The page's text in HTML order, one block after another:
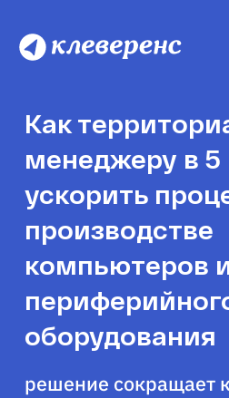
Как
менеджеру в 5
ускорить
производстве
компьютеров
оборудования
решение сокращает